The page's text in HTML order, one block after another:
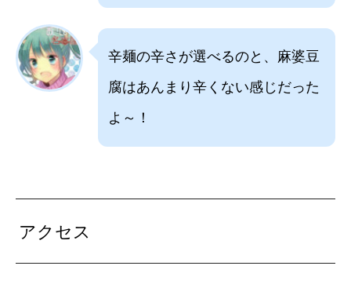
辛麺の辛さが選べるのと、麻婆豆
腐はあんまり辛くない感じだった
よ～！
アクセス